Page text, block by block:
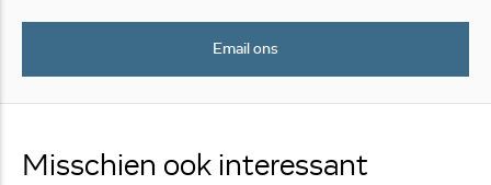
Email ons
Misschien ook interessant